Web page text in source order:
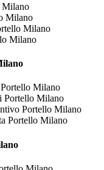
Milano
Milano
Milano
Milano
Milano
Portello Milano
Portello Milano
Portello Milano